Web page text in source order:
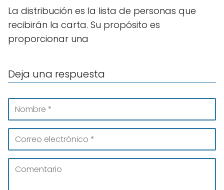
La distribución es la lista de personas que
recibirán la carta. Su propósito es
proporcionar una
Deja una respuesta